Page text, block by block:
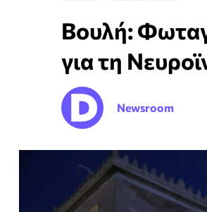
Βουλή:
για τη
Newsroom